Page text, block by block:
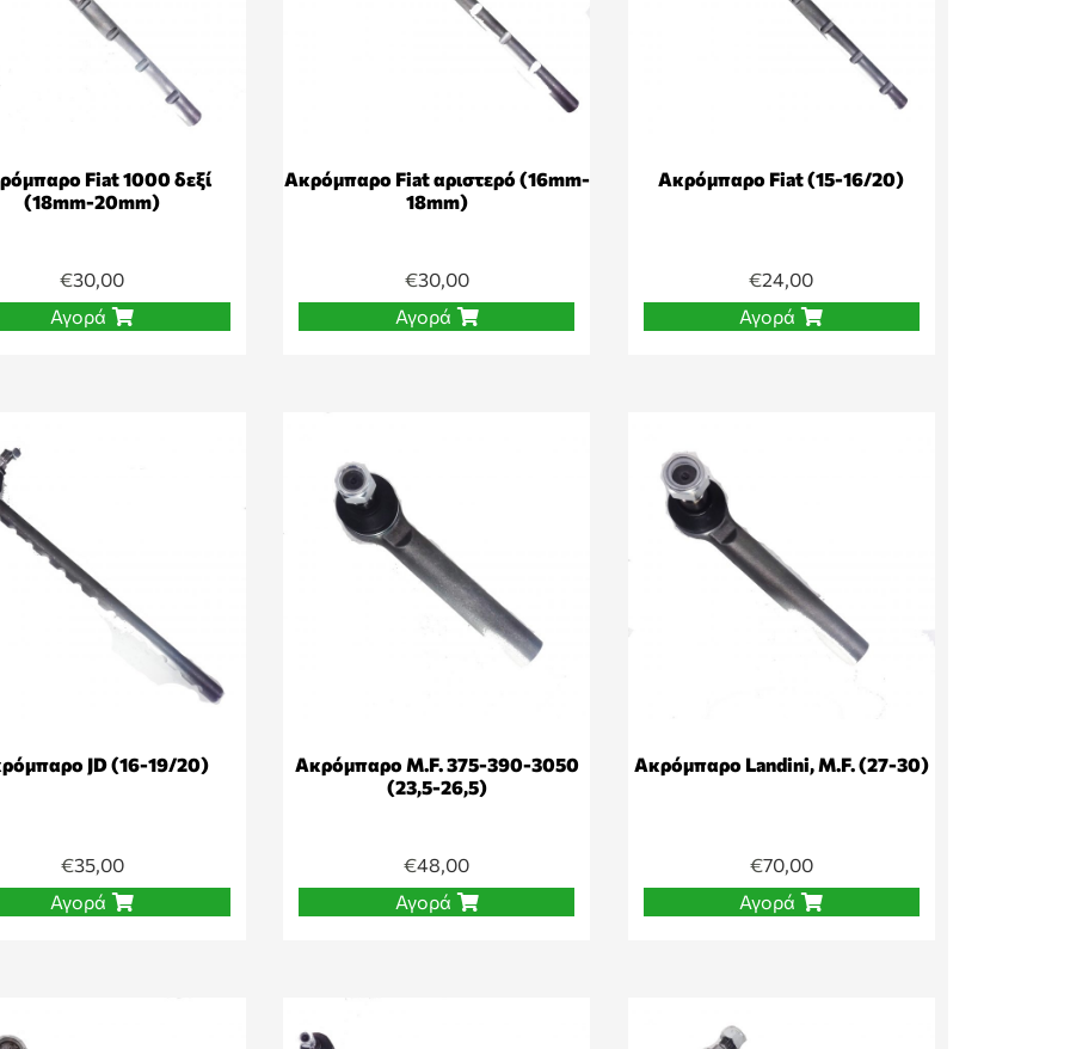
Fiat 1000 δεξί
(18mm-20mm)
€30,00
Αγορά
Ακρόμπαρο Fiat αριστερό (16mm-
18mm)
€30,00
Αγορά
Ακρόμπαρο Fiat (15-16/20)
€24,00
Αγορά
JD (16-19/20)
€35,00
Αγορά
Ακρόμπαρο M.F. 375-390-3050
(23,5-26,5)
€48,00
Αγορά
Ακρόμπαρο Landini, M.F. (27-30)
€70,00
Αγορά